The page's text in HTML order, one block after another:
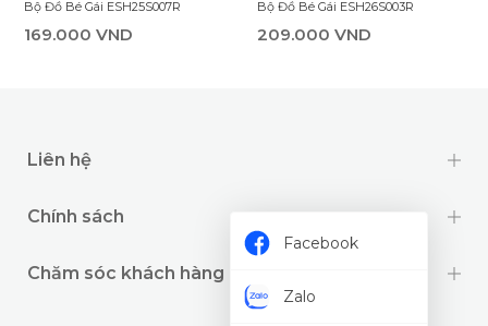
Bộ Đồ Bé Gái ESH25S007R
169.000 VND
Bộ Đồ Bé Gái ESH26S003R
209.000 VND
Liên hệ
Chính sách
Chăm sóc khách hàng
Facebook
Zalo